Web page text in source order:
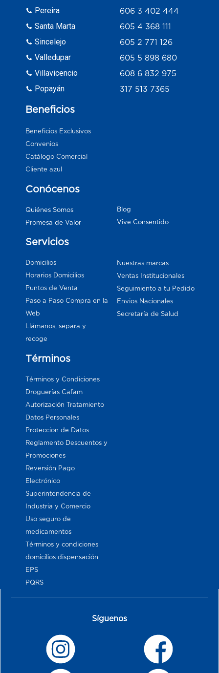
Pereira
Santa Marta
Sincelejo
Valledupar
Villavicencio
Popayán
606 3 402 444
605 4 368 111
605 2 771 126
605 5 898 680
608 6 832 975
317 513 7365
Beneficios
Beneficios Exclusivos
Convenios
Catálogo Comercial
Cliente azul
Conócenos
Quiénes Somos
Promesa de Valor
Blog
Vive Consentido
Servicios
Domicilios
Horarios Domicilios
Puntos de Venta
Paso a Paso Compra en la
Web
Llámanos, separa y
recoge
Nuestras marcas
Ventas Institucionales
Seguimiento a tu Pedido
Envios Nacionales
Secretaría de Salud
Términos
Términos y Condiciones
Droguerías Cafam
Autorización Tratamiento
Datos Personales
Proteccion de Datos
Reglamento Descuentos y
Promociones
Reversión Pago
Electrónico
Superintendencia de
Industria y Comercio
Uso seguro de
medicamentos
Términos y condiciones
domicilios dispensación
EPS
PQRS
Síguenos